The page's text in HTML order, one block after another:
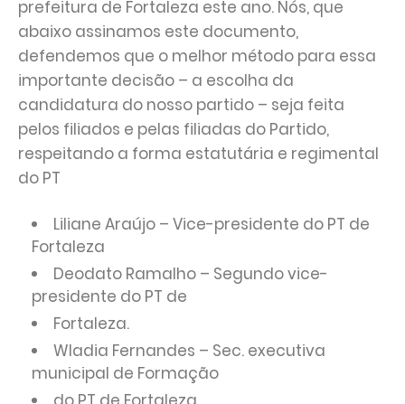
prefeitura de Fortaleza este ano. Nós, que
abaixo assinamos este documento,
defendemos que o melhor método para essa
importante decisão – a escolha da
candidatura do nosso partido – seja feita
pelos filiados e pelas filiadas do Partido,
respeitando a forma estatutária e regimental
do PT
Liliane Araújo – Vice-presidente do PT de
Fortaleza
Deodato Ramalho – Segundo vice-
presidente do PT de
Fortaleza.
Wladia Fernandes – Sec. executiva
municipal de Formação